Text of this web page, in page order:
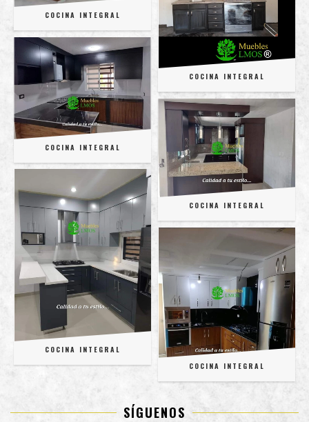
COCINA INTEGRAL
COCINA INTEGRAL
COCINA INTEGRAL
COCINA INTEGRAL
COCINA INTEGRAL
COCINA INTEGRAL
SÍGUENOS